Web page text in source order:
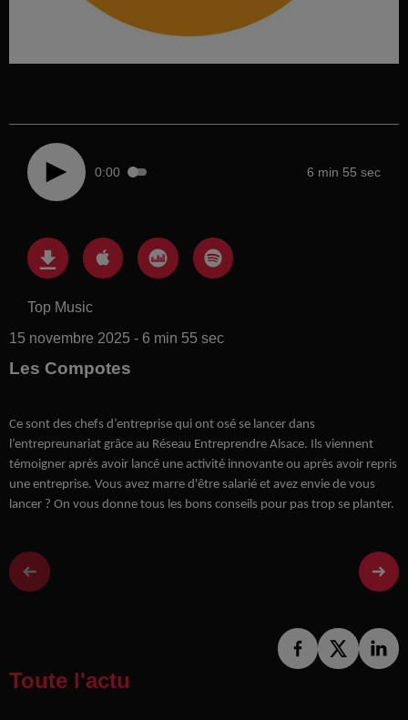
0:00 6 min 55 sec
Top Music
15 novembre 2025 - 6 min 55 sec
Les Compotes
Ce sont des chefs d’entreprise qui ont osé se lancer dans
l’entrepreunariat grâce au Réseau Entreprendre Alsace. Ils viennent
témoigner après avoir lancé une activité innovante ou après avoir repris
une entreprise. Vous avez marre d'être salarié et avez envie de vous
lancer ? On vous donne tous les bons conseils pour pas trop se planter.
Toute l'actu